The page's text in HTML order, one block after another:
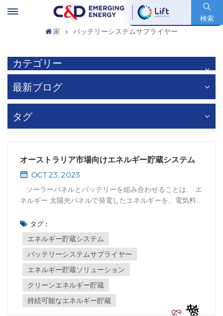
検索
銘柄コード : 600153.SH
家 バッテリーシステムサプライヤー
カテゴリー
最新ブログ
タグ
オーストラリア市場向けエネルギー貯蔵システム
OCT 23, 2023
ソーラーパネルとバッテリーを組み合わせることは、 エ
ネルギー 太陽光パネルで発電したエネルギーを、電気料金
パネルを設置するだけよりも電気料金に大きな影響を与え
る可能性があり、バッテリーがこれまで以上に手頃な価格
になっている理由の一つです。バッテリーの主な利点は次
の4つです。 ・太陽光発電の売電価格は低下傾向にある一
方、電力価格は上昇しています。電力会社に6～8セントと
いう低額で売電する必要はありません。発電した電力を電
力網に売電するのではなく、自家発電した太陽光発電電力
を使用することで、電力会社から購入する電力料金を相殺
できます。・通常、バッテリーで一晩中家を稼働させるよ
タグ :
エネルギー貯蔵システム
バッテリーシステムサプライヤー
エネルギー貯蔵ソリューション
クリーンエネルギー貯蔵
持続可能なエネルギー貯蔵